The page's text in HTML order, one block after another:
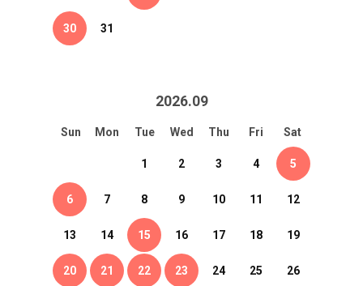
30 31
2026.09
Sun Mon Tue Wed Thu Fri Sat
1 2 3 4 5
6 7 8 9 10 11 12
13 14 15 16 17 18 19
20 21 22 23 24 25 26